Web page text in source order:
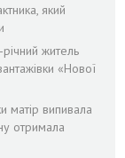
який
житель
«Нової
матір випивала
отримала